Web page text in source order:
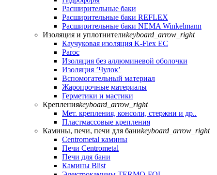
Расширительные баки
Расширительные баки REFLEX
Расширительные баки NEMA Winkelmann
Изоляция и уплотнителиkeyboard_arrow_right
Каучуковая изоляция K-Flex EC
Paroc
Изоляция без аллюминевой оболочки
Изоляция ’Чулок’
Вспомогательный материал
Жаропрочные материалы
Герметики и мастики
Крепленияkeyboard_arrow_right
Мет. крепления, консоли, стержни и др..
Пластмассовые крепления
Камины, печи, печи для баниkeyboard_arrow_right
Centrometal камины
Печи Centrometal
Печи для бани
Камины Blist